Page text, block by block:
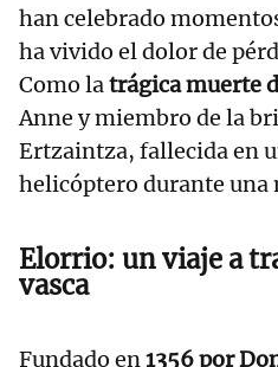
han celebrado
ha vivido el dolor de
Como latrágica muerte
Anne y miembro de la
Ertzaintza, fallecida en
helicóptero durante una
Elorrio: un viaje a
vasca
Fundado en1356 por